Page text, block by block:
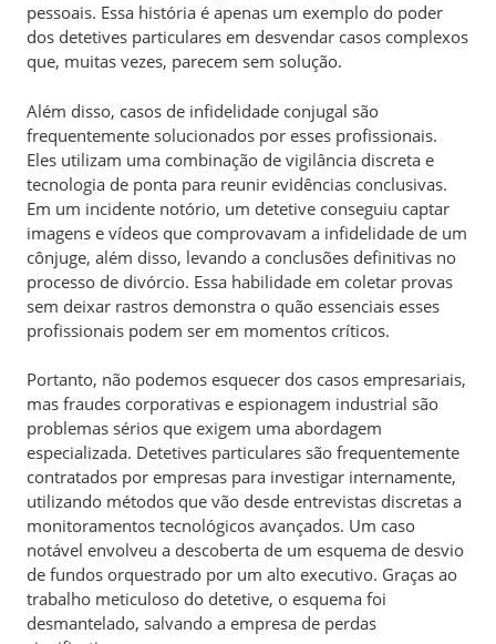
pessoais. Essa história é apenas um exemplo do poder
dos detetives particulares em desvendar casos complexos
que, muitas vezes, parecem sem solução.
Além disso, casos de infidelidade conjugal são
frequentemente solucionados por esses profissionais.
Eles utilizam uma combinação de vigilância discreta e
tecnologia de ponta para reunir evidências conclusivas.
Em um incidente notório, um detetive conseguiu captar
imagens e vídeos que comprovavam a infidelidade de um
cônjuge, além disso, levando a conclusões definitivas no
processo de divórcio. Essa habilidade em coletar provas
sem deixar rastros demonstra o quão essenciais esses
profissionais podem ser em momentos críticos.
Portanto, não podemos esquecer dos casos empresariais,
mas fraudes corporativas e espionagem industrial são
problemas sérios que exigem uma abordagem
especializada. Detetives particulares são frequentemente
contratados por empresas para investigar internamente,
utilizando métodos que vão desde entrevistas discretas a
monitoramentos tecnológicos avançados. Um caso
notável envolveu a descoberta de um esquema de desvio
de fundos orquestrado por um alto executivo. Graças ao
trabalho meticuloso do detetive, o esquema foi
desmantelado, salvando a empresa de perdas